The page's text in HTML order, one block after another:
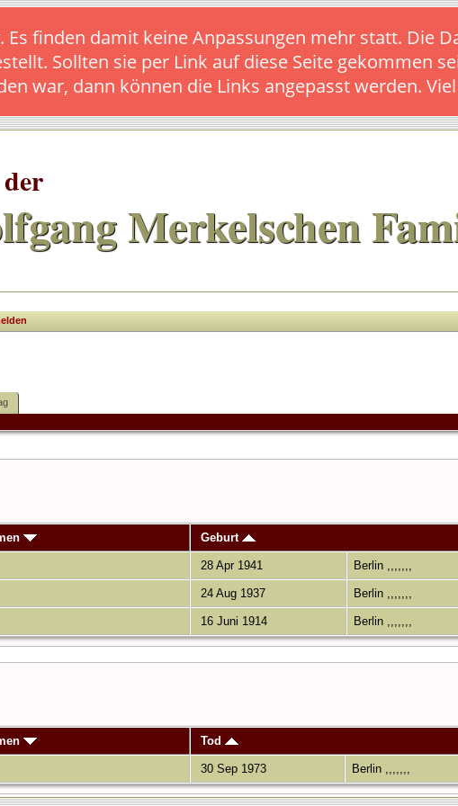
Es finden damit keine Anpassungen mehr statt. Die
Sollten sie per Link auf diese Seite gekommen
war, dann können die Links angepasst werden.
Merkelschen
Geburt
28 Apr 1941 Berlin ,,,,,,,
24 Aug 1937 Berlin ,,,,,,,
16 Juni 1914 Berlin ,,,,,,,
Tod
30 Sep 1973 Berlin ,,,,,,,